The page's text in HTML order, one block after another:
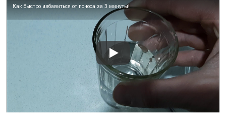
Как быстро избавиться от поноса за 3 минуты!